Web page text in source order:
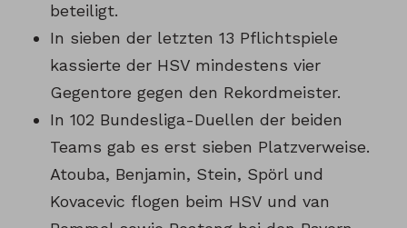
beteiligt.
In sieben der letzten 13 Pflichtspiele
kassierte der HSV mindestens vier
Gegentore gegen den Rekordmeister.
In 102 Bundesliga-Duellen der beiden
Teams gab es erst sieben Platzverweise.
Atouba, Benjamin, Stein, Spörl und
Kovacevic flogen beim HSV und van